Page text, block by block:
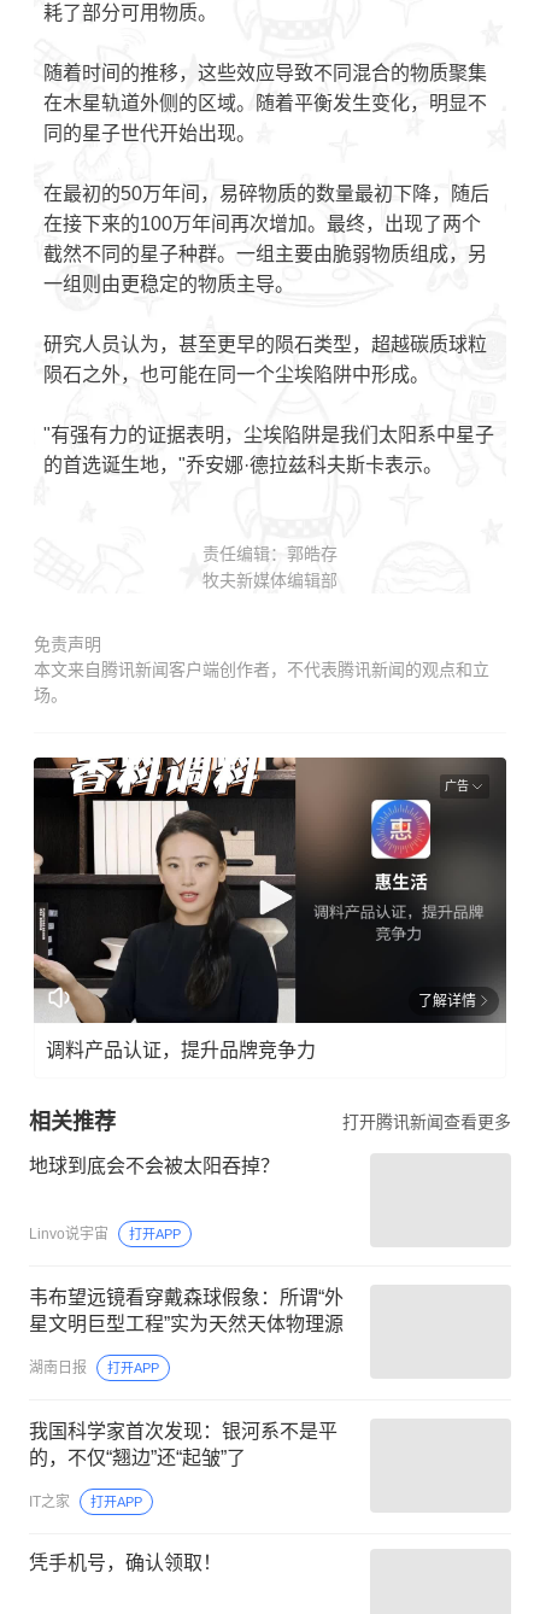
耗了部分可用物质。
随着时间的推移，这些效应导致不同混合的物质聚集
在木星轨道外侧的区域。随着平衡发生变化，明显不
同的星子世代开始出现。
在最初的50万年间，易碎物质的数量最初下降，随后
在接下来的100万年间再次增加。最终，出现了两个
截然不同的星子种群。一组主要由脆弱物质组成，另
一组则由更稳定的物质主导。
研究人员认为，甚至更早的陨石类型，超越碳质球粒
陨石之外，也可能在同一个尘埃陷阱中形成。
"有强有力的证据表明，尘埃陷阱是我们太阳系中星子
的首选诞生地，"乔安娜·德拉兹科夫斯卡表示。
责任编辑：郭皓存
牧夫新媒体编辑部
免责声明
本文来自腾讯新闻客户端创作者，不代表腾讯新闻的观点和立
场。
广告
了解详情
调料产品认证，提升品牌竞争力
相关推荐 打开腾讯新闻查看更多
地球到底会不会被太阳吞掉？
Linvo说宇宙 打开APP
韦布望远镜看穿戴森球假象：所谓“外
星文明巨型工程”实为天然天体物理源
湖南日报 打开APP
我国科学家首次发现：银河系不是平
的，不仅“翘边”还“起皱”了
IT之家 打开APP
凭手机号，确认领取！